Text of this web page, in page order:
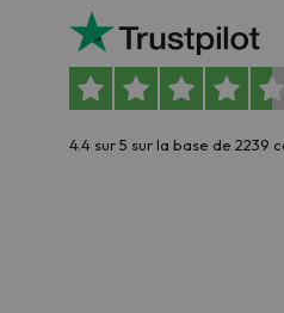
4.4 sur 5 sur la base de 2239